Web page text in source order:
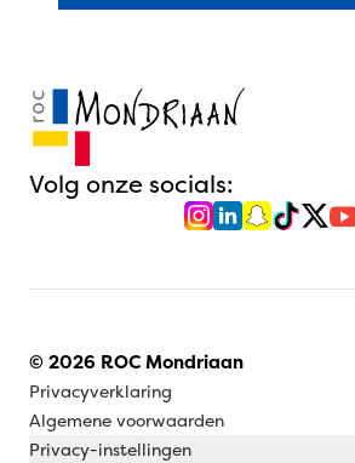
Volg onze socials:
© 2026 ROC Mondriaan
Privacyverklaring
Algemene voorwaarden
Privacy-instellingen